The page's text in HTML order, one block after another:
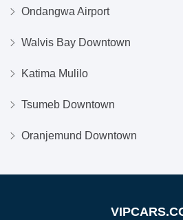
Ondangwa Airport
Walvis Bay Downtown
Katima Mulilo
Tsumeb Downtown
Oranjemund Downtown